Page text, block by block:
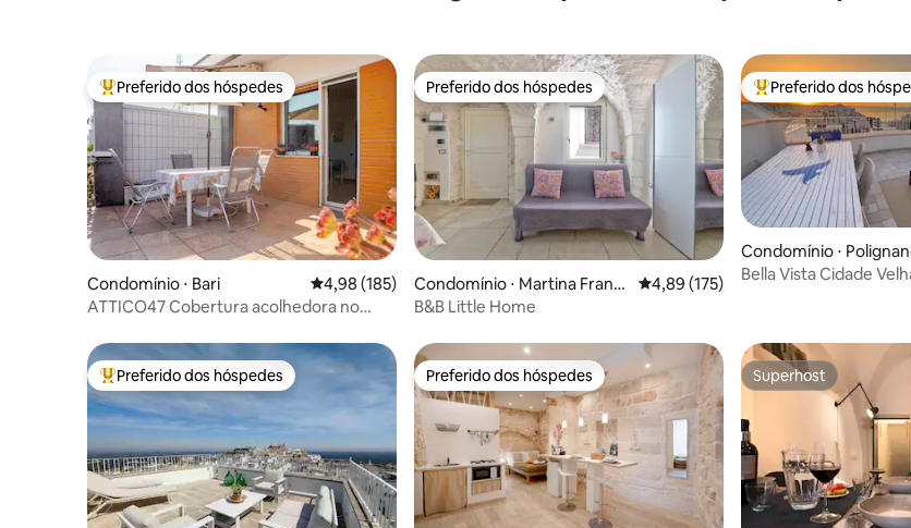
Entre os melhores preferidos dos hóspedes
Preferido dos hóspedes
Condomínio ⋅ Bari 4,98 de uma avaliação média de 5, 185 avaliações
4,98 (185)
ATTICO47 Cobertura acolhedora no
Preferido dos hóspedes
Preferido dos hóspedes
Condomínio ⋅ Martina Franc
a
4,89 de uma avaliação média de 5,
4,89 (175)
B&B Little Home
Entre os melhores
Preferido dos
Condomínio ⋅
are
Bella Vista Cidade
Entre os melhores preferidos dos hóspedes
Preferido dos hóspedes Preferido dos hóspedes
Preferido dos hóspedes Superhost
Superhost